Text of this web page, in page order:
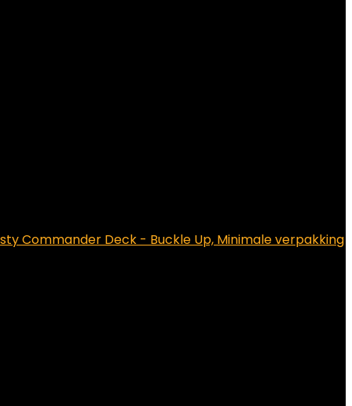
Commander Deck - Buckle Up, Minimale verpakking